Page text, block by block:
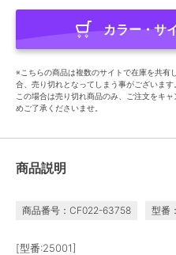
カラー・サ
※こちらの商品は複数のサイトで在庫を共有
合、売り切れとなってしまう事がございます。
この場合は売り切れ商品のみ、ご注文をキ
めご了承くださいませ。
商品説明
商品番号：CF022-63758 型番
[型番:25001]